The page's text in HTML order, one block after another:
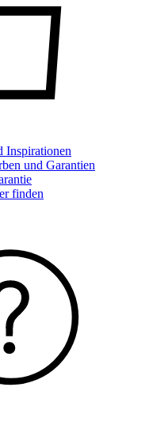
Inspirationen
und Garantien
finden